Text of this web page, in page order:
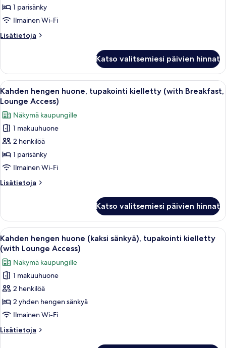
tupakointi
kielletty
(with
Lounge
kuvat
1 parisänky
Ilmainen Wi-Fi
Lisätietoja
Lisätietoja
huone,
tupakointi
kielletty
(with
Lounge
Access)
Katso valitsemiesi päivien hinnat
Avaa
kaikki
huonetyypin
Kahden
hengen
huone,
tupakointi
kielletty
(with
Breakfast,
Access)
kuvat
Hotellihuone, jossa on sänky,
6
Kahden hengen huone, tupakointi kielletty (with Breakfast,
Lounge Access)
Näkymä kaupungille
1 makuuhuone
2 henkilöä
1 parisänky
Ilmainen Wi-Fi
Lisätietoja
Lisätietoja
huone,
tupakointi
kielletty
(with
Breakfast,
Lounge
Access)
Katso valitsemiesi päivien hinnat
Avaa
kaikki
huonetyypin
Kahden
hengen
huone
(kaksi
sänkyä),
tupakointi
kielletty
Hotellihuone, jossa on kaksi
7
Kahden hengen huone (kaksi sänkyä), tupakointi kielletty
(with Lounge Access)
Näkymä kaupungille
1 makuuhuone
2 henkilöä
2 yhden hengen sänkyä
Ilmainen Wi-Fi
Lisätietoja
Lisätietoja